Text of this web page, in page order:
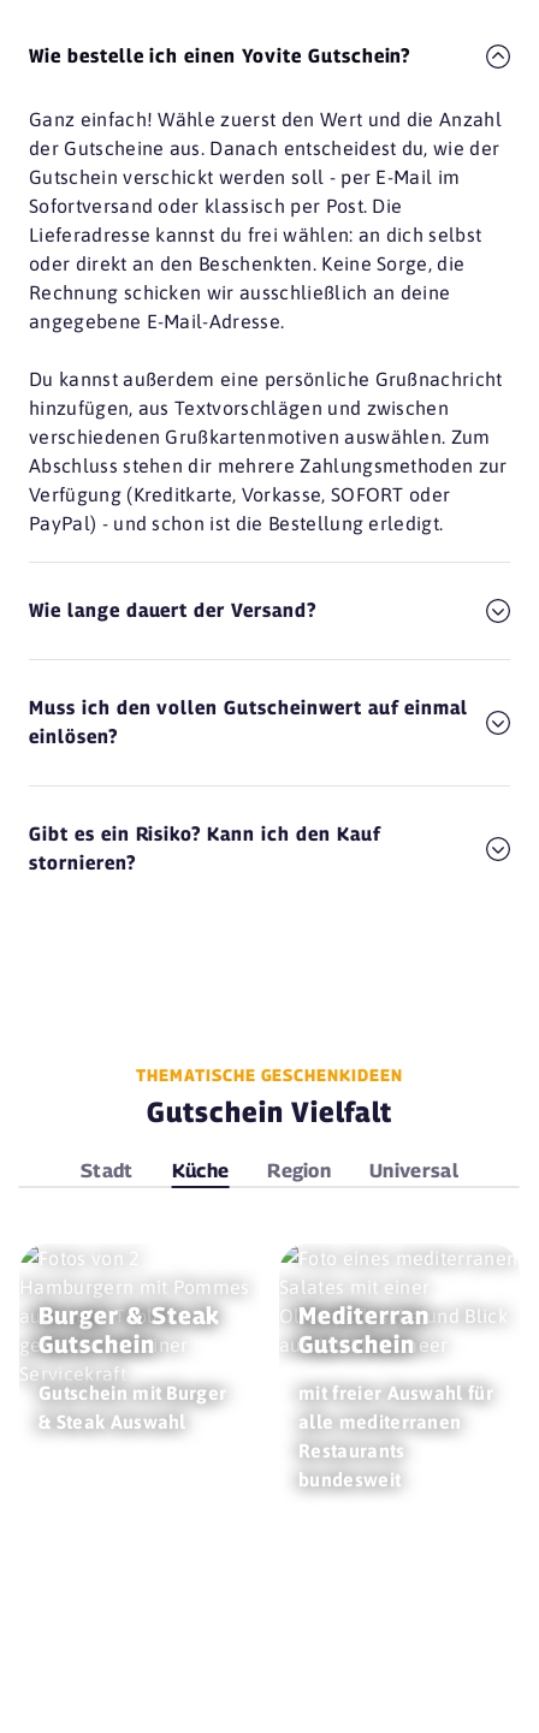
Wie bestelle ich einen Yovite Gutschein?
Ganz einfach! Wähle zuerst den Wert und die Anzahl
der Gutscheine aus. Danach entscheidest du, wie der
Gutschein verschickt werden soll - per E-Mail im
Sofortversand oder klassisch per Post. Die
Lieferadresse kannst du frei wählen: an dich selbst
oder direkt an den Beschenkten. Keine Sorge, die
Rechnung schicken wir ausschließlich an deine
angegebene E-Mail-Adresse.
Du kannst außerdem eine persönliche Grußnachricht
hinzufügen, aus Textvorschlägen und zwischen
verschiedenen Grußkartenmotiven auswählen. Zum
Abschluss stehen dir mehrere Zahlungsmethoden zur
Verfügung (Kreditkarte, Vorkasse, SOFORT oder
PayPal) - und schon ist die Bestellung erledigt.
Wie lange dauert der Versand?
Muss ich den vollen Gutscheinwert auf einmal
einlösen?
Gibt es ein Risiko? Kann ich den Kauf
stornieren?
THEMATISCHE GESCHENKIDEEN
Gutschein Vielfalt
Stadt Küche Region Universal
Burger & Steak
Gutschein
Gutschein mit Burger
& Steak Auswahl
Mediterran
Gutschein
mit freier Auswahl für
alle mediterranen
Restaurants
bundesweit